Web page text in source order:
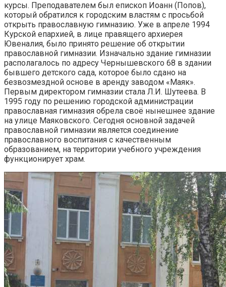
курсы. Преподавателем был епископ Иоанн (Попов),
который обратился к городским властям с просьбой
открыть православную гимназию. Уже в апреле 1994
Курской епархией, в лице правящего архиерея
Ювеналия, было принято решение об открытии
православной гимназии. Изначально здание гимназии
располагалось по адресу Чернышевского 68 в здании
бывшего детского сада, которое было сдано на
безвозмездной основе в аренду заводом «Маяк».
Первым директором гимназии стала Л.И. Шутеева. В
1995 году по решению городской администрации
православная гимназия обрела своё нынешнее здание
на улице Маяковского. Сегодня основной задачей
православной гимназии является соединение
православного воспитания с качественным
образованием, на территории учебного учреждения
функционирует храм.